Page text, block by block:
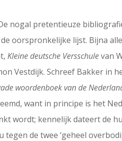
nogal pretentieuze
oorspronkelijke lijst. Bijna
Kleine deutsche Versschulevan
Vestdijk. Schreef Bakker in
woordenboek van de
want in principe is het
wordt; kennelijk dateert de
de twee ‘geheel